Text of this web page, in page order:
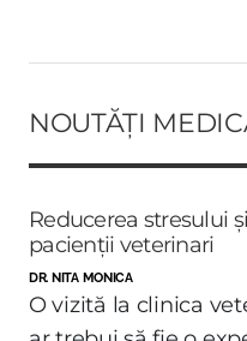
NOUTĂȚI
Reducerea stresului
pacienții veterinari
DR. NITA MONICA
O vizită la clinica